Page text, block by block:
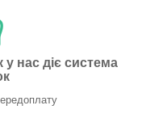
нас діє система